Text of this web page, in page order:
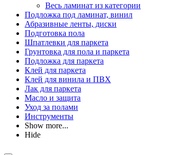
Весь ламинат из категории
Подложка под ламинат, винил
Абразивные ленты, диски
Подготовка пола
Шпатлевки для паркета
Грунтовка для пола и паркета
Подложка для паркета
Клей для паркета
Клей для винила и ПВХ
Лак для паркета
Масло и защита
Уход за полами
Инструменты
Show more...
Hide